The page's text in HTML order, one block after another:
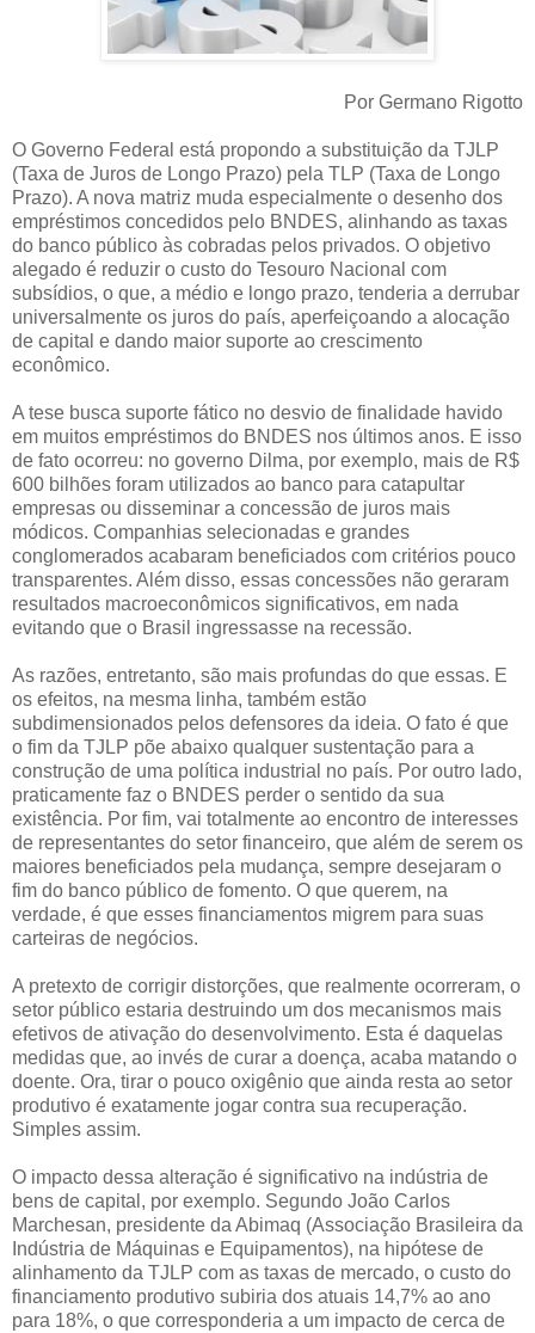
Por Germano Rigotto
O Governo Federal está propondo a substituição da TJLP
(Taxa de Juros de Longo Prazo) pela TLP (Taxa de Longo
Prazo). A nova matriz muda especialmente o desenho dos
empréstimos concedidos pelo BNDES, alinhando as taxas
do banco público às cobradas pelos privados. O objetivo
alegado é reduzir o custo do Tesouro Nacional com
subsídios, o que, a médio e longo prazo, tenderia a derrubar
universalmente os juros do país, aperfeiçoando a alocação
de capital e dando maior suporte ao crescimento
econômico.
A tese busca suporte fático no desvio de finalidade havido
em muitos empréstimos do BNDES nos últimos anos. E isso
de fato ocorreu: no governo Dilma, por exemplo, mais de R$
600 bilhões foram utilizados ao banco para catapultar
empresas ou disseminar a concessão de juros mais
módicos. Companhias selecionadas e grandes
conglomerados acabaram beneficiados com critérios pouco
transparentes. Além disso, essas concessões não geraram
resultados macroeconômicos significativos, em nada
evitando que o Brasil ingressasse na recessão.
As razões, entretanto, são mais profundas do que essas. E
os efeitos, na mesma linha, também estão
subdimensionados pelos defensores da ideia. O fato é que
o fim da TJLP põe abaixo qualquer sustentação para a
construção de uma política industrial no país. Por outro lado,
praticamente faz o BNDES perder o sentido da sua
existência. Por fim, vai totalmente ao encontro de interesses
de representantes do setor financeiro, que além de serem os
maiores beneficiados pela mudança, sempre desejaram o
fim do banco público de fomento. O que querem, na
verdade, é que esses financiamentos migrem para suas
carteiras de negócios.
A pretexto de corrigir distorções, que realmente ocorreram, o
setor público estaria destruindo um dos mecanismos mais
efetivos de ativação do desenvolvimento. Esta é daquelas
medidas que, ao invés de curar a doença, acaba matando o
doente. Ora, tirar o pouco oxigênio que ainda resta ao setor
produtivo é exatamente jogar contra sua recuperação.
Simples assim.
O impacto dessa alteração é significativo na indústria de
bens de capital, por exemplo. Segundo João Carlos
Marchesan, presidente da Abimaq (Associação Brasileira da
Indústria de Máquinas e Equipamentos), na hipótese de
alinhamento da TJLP com as taxas de mercado, o custo do
financiamento produtivo subiria dos atuais 14,7% ao ano
para 18%, o que corresponderia a um impacto de cerca de